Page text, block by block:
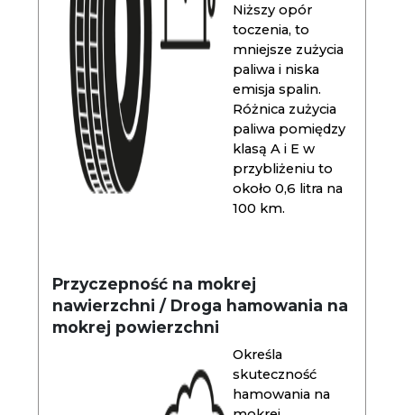
Niższy opór
toczenia, to
mniejsze zużycia
paliwa i niska
emisja spalin.
Różnica zużycia
paliwa pomiędzy
klasą A i E w
przybliżeniu to
około 0,6 litra na
100 km.
Przyczepność na mokrej
nawierzchni / Droga hamowania na
mokrej powierzchni
Określa
skuteczność
hamowania na